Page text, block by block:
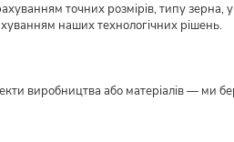
точних розмірів, типу зерна,
наших технологічних рішень.
виробництва або матеріалів — ми